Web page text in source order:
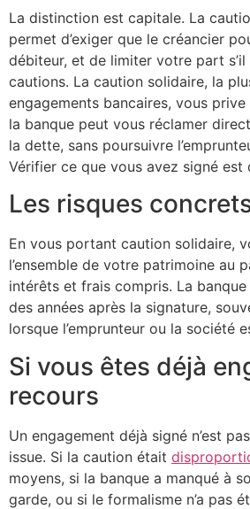
La distinction est capitale. La
permet d’exiger que le créancier
débiteur, et de limiter votre part s’il
cautions. La caution solidaire, la
engagements bancaires, vous
la banque peut vous réclamer
la dette, sans poursuivre
Vérifier ce que vous avez signé est
Les risques
En vous portant caution solidaire,
l’ensemble de votre patrimoine au
intérêts et frais compris. La
des années après la signature,
lorsque l’emprunteur ou la société
Si vous êtes déjà
recours
Un engagement déjà signé n’est
issue. Si la caution était
moyens, si la banque a manqué à
garde, ou si le formalisme n’a pas